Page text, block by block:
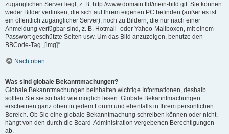
zugänglichen Server liegt, z. B. http://www.domain.tld/mein-bild.gif. Sie können
weder Bilder verlinken, die sich auf Ihrem eigenen PC befinden (außer es ist
ein öffentlich zugänglicher Server), noch zu Bildern, die nur nach einer
Anmeldung verfügbar sind, z. B. Hotmail- oder Yahoo-Mailboxen, mit einem
Passwort geschützte Seiten usw. Um das Bild anzuzeigen, benutze den
BBCode-Tag „[img]“.
Nach oben
Was sind globale Bekanntmachungen?
Globale Bekanntmachungen beinhalten wichtige Informationen, deshalb
sollten Sie sie so bald wie möglich lesen. Globale Bekanntmachungen
erscheinen ganz oben in jedem Forum und ebenfalls in Ihrem persönlichen
Bereich. Ob Sie eine globale Bekanntmachung schreiben können oder nicht,
hängt von den durch die Board-Administration vergebenen Berechtigungen
ab.